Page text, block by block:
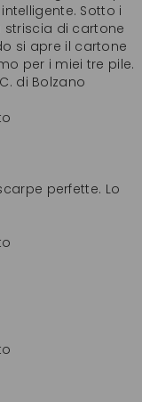
Sotto i
striscia di cartone
si apre il cartone
per i miei tre pile.
di Bolzano
perfette. Lo